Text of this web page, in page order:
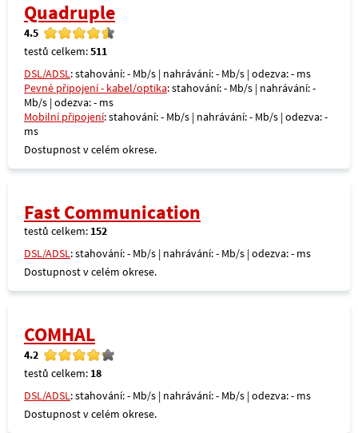
Quadruple
4.5
testů celkem:511
DSL/ADSL: stahování: - Mb/s | nahrávání: - Mb/s | odezva: - ms
Pevné připojení - kabel/optika: stahování: - Mb/s | nahrávání: -
Mb/s | odezva: - ms
Mobilní připojení: stahování: - Mb/s | nahrávání: - Mb/s | odezva: -
ms
Dostupnost v celém okrese.
Fast Communication
testů celkem: 152
DSL/ADSL: stahování: - Mb/s | nahrávání: - Mb/s | odezva: - ms
Dostupnost v celém okrese.
COMHAL
4.2
testů celkem: 18
DSL/ADSL: stahování: - Mb/s | nahrávání: - Mb/s | odezva: - ms
Dostupnost v celém okrese.